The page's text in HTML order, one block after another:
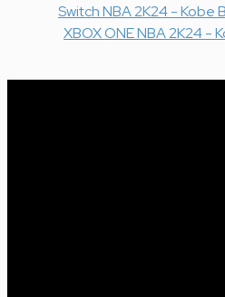
Switch NBA 2K24 - Kobe
XBOX ONE NBA 2K24 -